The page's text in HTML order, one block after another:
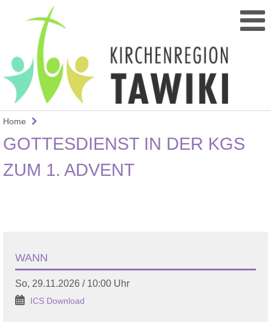
Home
GOTTESDIENST IN DER KGS
ZUM 1. ADVENT
WANN
So, 29.11.2026 / 10:00 Uhr
ICS Download